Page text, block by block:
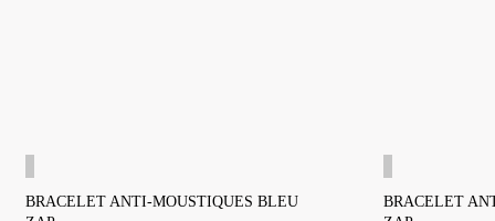
BRACELET ANTI-MOUSTIQUES BLEU
BRACELET